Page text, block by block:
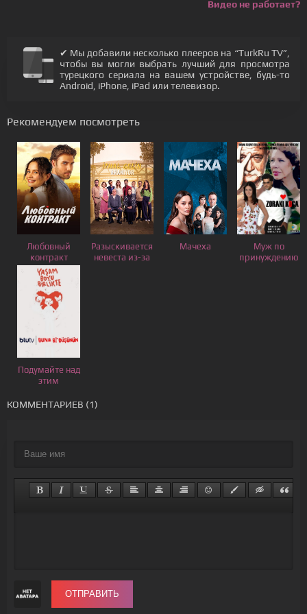
Видео не работает?
✔ Мы добавили несколько плееров на “TurkRu TV”,
чтобы вы могли выбрать лучший для просмотра
турецкого сериала на вашем устройстве, будь-то
Android, iPhone, iPad или телевизор.
Рекомендуем посмотреть
Любовный
контракт
Разыскивается
невеста из-за
Мачеха
Муж по
принуждению
Подумайте над
этим
КОММЕНТАРИЕВ (1)
ОТПРАВИТЬ